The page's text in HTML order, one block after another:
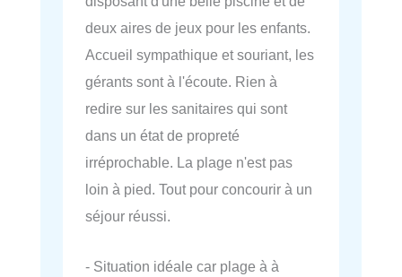
deux aires de jeux pour les enfants.
Accueil sympathique et souriant, les
gérants sont à l'écoute. Rien à
redire sur les sanitaires qui sont
dans un état de propreté
irréprochable. La plage n'est pas
loin à pied. Tout pour concourir à un
séjour réussi.
- Situation idéale car plage à à